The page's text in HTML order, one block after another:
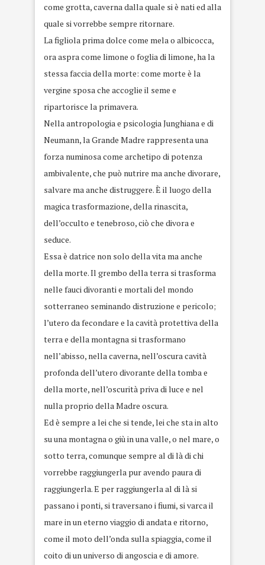
come grotta, caverna dalla quale si è nati ed alla
quale si vorrebbe sempre ritornare.
La figliola prima dolce come mela o albicocca,
ora aspra come limone o foglia di limone, ha la
stessa faccia della morte: come morte è la
vergine sposa che accoglie il seme e
ripartorisce la primavera.
Nella antropologia e psicologia Junghiana e di
Neumann, la Grande Madre rappresenta una
forza numinosa come archetipo di potenza
ambivalente, che può nutrire ma anche divorare,
salvare ma anche distruggere. È il luogo della
magica trasformazione, della rinascita,
dell’occulto e tenebroso, ciò che divora e
seduce.
Essa è datrice non solo della vita ma anche
della morte. Il grembo della terra si trasforma
nelle fauci divoranti e mortali del mondo
sotterraneo seminando distruzione e pericolo;
l’utero da fecondare e la cavità protettiva della
terra e della montagna si trasformano
nell’abisso, nella caverna, nell’oscura cavità
profonda dell’utero divorante della tomba e
della morte, nell’oscurità priva di luce e nel
nulla proprio della Madre oscura.
Ed è sempre a lei che si tende, lei che sta in alto
su una montagna o giù in una valle, o nel mare, o
sotto terra, comunque sempre al di là di chi
vorrebbe raggiungerla pur avendo paura di
raggiungerla. E per raggiungerla al di là si
passano i ponti, si traversano i fiumi, si varca il
mare in un eterno viaggio di andata e ritorno,
come il moto dell’onda sulla spiaggia, come il
coito di un universo di angoscia e di amore.